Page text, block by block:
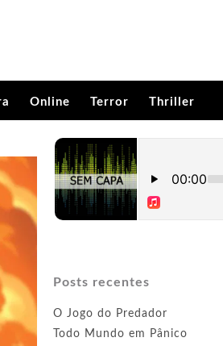
Online Terror Thriller
Posts recentes
O Jogo do Predador
Todo Mundo em Pânico